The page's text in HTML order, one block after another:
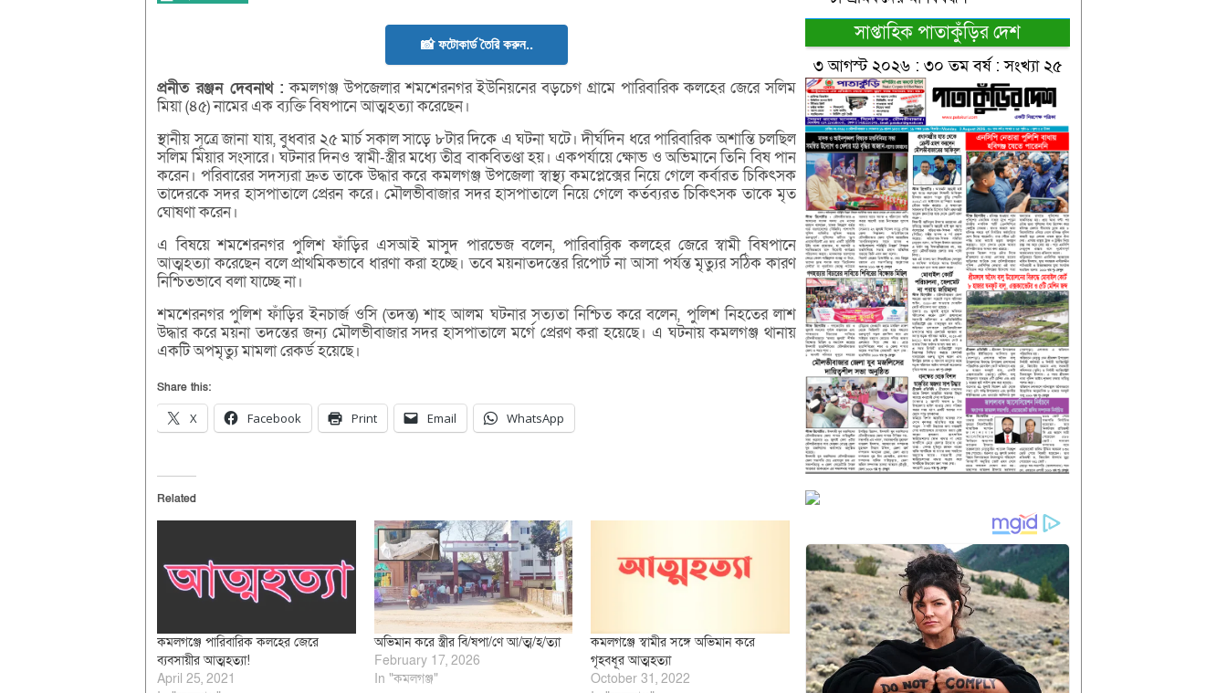
📸 ফটোকার্ড তৈরি করুন..
প্রনীতরঞ্জন দেবনাথ : কমলগঞ্জ উপজেলার শমশেরনগর ইউনিয়নের বড়চেগ গ্রামে পারিবারিক কলহের জেরে সলিম
মিয়া (৪৫) নামের এক ব্যক্তি বিষপানে আত্মহত্যা করেছেন।
স্থানীয় সূত্রে জানা যায়, বুধবার ২৫ মার্চ সকাল সাড়ে ৮টার দিকে এ ঘটনা ঘটে। দীর্ঘদিন ধরে পারিবারিক অশান্তি চলছিল
সলিম মিয়ার সংসারে। ঘটনার দিনও স্বামী-স্ত্রীর মধ্যে তীব্র বাকবিতণ্ডা হয়। একপর্যায়ে ক্ষোভ ও অভিমানে তিনি বিষ পান
করেন। পরিবারের সদস্যরা দ্রুত তাকে উদ্ধার করে কমলগঞ্জ উপজেলা স্বাস্থ্য কমপ্লেক্সের নিয়ে গেলে কর্বারত চিকিৎসক
তাদেরকে সদর হাসপাতালে প্রেরন করে। মৌলভীবাজার সদর হাসপাতালে নিয়ে গেলে কর্তব্যরত চিকিৎসক তাকে মৃত
ঘোষণা করেন।
এ বিষয়ে শমশেরনগর পুলিশ ফাঁড়ির এসআই মাসুদ পারভেজ বলেন, পারিবারিক কলহের জেরে স্বামী বিষপানে
আত্মহত্যা করেছেন বলে প্রাথমিকভাবে ধারণা করা হচ্ছে। তবে ময়নাতদন্তের রিপোর্ট না আসা পর্যন্ত মৃত্যুর সঠিক কারণ
নিশ্চিতভাবে বলা যাচ্ছে না।
শমশেরনগর পুলিশ ফাঁড়ির ইনচার্জ ওসি (তদন্ত) শাহ আলম ঘটনার সত্যতা নিশ্চিত করে বলেন, পুলিশ নিহতের লাশ
উদ্ধার করে ময়না তদন্তের জন্য মৌলভীবাজার সদর হাসপাতালে মর্গে প্রেরণ করা হয়েছে। এ ঘটনায় কমলগঞ্জ থানায়
একটি অপমৃত্যু মামলা রেকর্ড হয়েছে।
Share this:
X Facebook Print Email WhatsApp
Related
কমলগঞ্জে পারিবারিক কলহের জেরে
ব্যবসায়ীর আত্মহত্যা!
April 25, 2021
অভিমান করে স্ত্রীর বি/ষপা/ণে আ/ত্ম/হ/ত্যা
February 17, 2026
In "কমলগঞ্জ"
কমলগঞ্জে স্বামীর সঙ্গে অভিমান করে
গৃহবধূর আত্মহত্যা
October 31, 2022
সাপ্তাহিক পাতাকুঁড়ির দেশ
৩ আগস্ট ২০২৬ : ৩০ তম বর্ষ : সংখ্যা ২৫